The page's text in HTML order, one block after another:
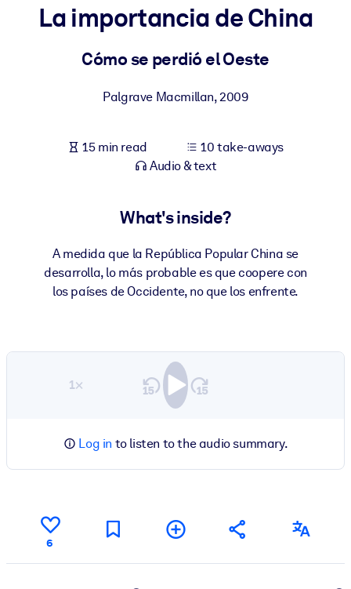
For LMS/LXP
learning results.
Enrich your corporate library with trusted, ready-to-use business
Fuel your AI systems with reliable, structured knowledge to
La importancia de China
Cómo se perdió el Oeste
Palgrave Macmillan,2009
15 min read
10 take-aways
Audio & text
What's inside?
A medida que la República Popular China se
desarrolla, lo más probable es que coopere con
los países de Occidente, no que los enfrente.
1×
Log in to listen to the audio summary.
6